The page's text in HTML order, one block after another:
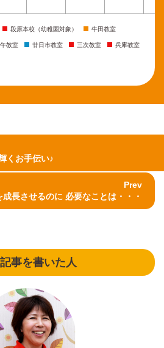
段原本校（幼稚園対象） 牛田教室
教室 廿日市教室 三次教室 兵庫教室
くお手伝い♪
Prev
成長させるのに 必要なことは・・・
事を書いた人